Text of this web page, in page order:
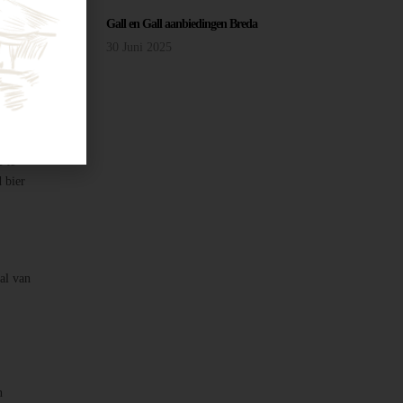
te
bier
van
30 Juni 2025
Gall en Gall aanbiedingen Breda